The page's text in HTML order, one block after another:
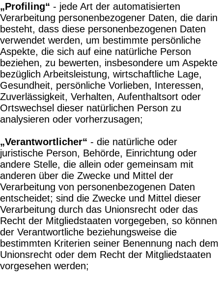
„Profiling“ - jede Art der automatisierten
Verarbeitung personenbezogener Daten, die darin
besteht, dass diese personenbezogenen Daten
verwendet werden, um bestimmte persönliche
Aspekte, die sich auf eine natürliche Person
beziehen, zu bewerten, insbesondere um Aspekte
bezüglich Arbeitsleistung, wirtschaftliche Lage,
Gesundheit, persönliche Vorlieben, Interessen,
Zuverlässigkeit, Verhalten, Aufenthaltsort oder
Ortswechsel dieser natürlichen Person zu
analysieren oder vorherzusagen;
„Verantwortlicher“ - die natürliche oder
juristische Person, Behörde, Einrichtung oder
andere Stelle, die allein oder gemeinsam mit
anderen über die Zwecke und Mittel der
Verarbeitung von personenbezogenen Daten
entscheidet; sind die Zwecke und Mittel dieser
Verarbeitung durch das Unionsrecht oder das
Recht der Mitgliedstaaten vorgegeben, so können
der Verantwortliche beziehungsweise die
bestimmten Kriterien seiner Benennung nach dem
Unionsrecht oder dem Recht der Mitgliedstaaten
vorgesehen werden;